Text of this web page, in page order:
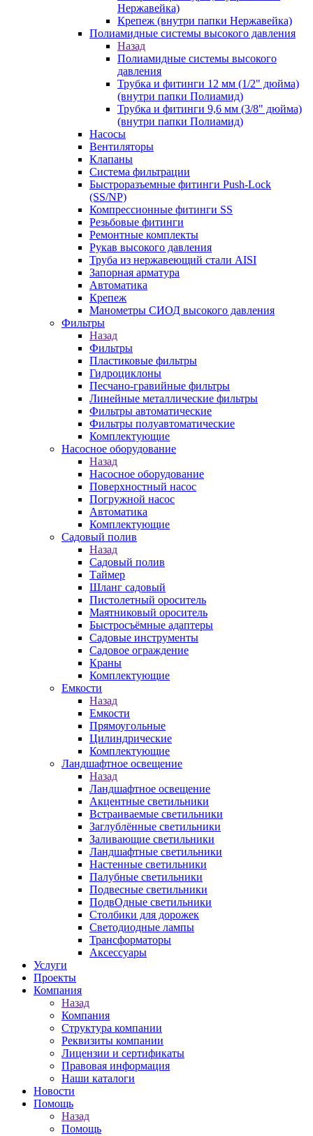
Нержавейка)
Крепеж (внутри папки Нержавейка)
Полиамидные системы высокого давления
Назад
Полиамидные системы высокого
давления
Трубка и фитинги 12 мм (1/2" дюйма)
(внутри папки Полиамид)
Трубка и фитинги 9,6 мм (3/8" дюйма)
(внутри папки Полиамид)
Насосы
Вентиляторы
Клапаны
Система фильтрации
Быстроразъемные фитинги Push-Lock
(SS/NP)
Компрессионные фитинги SS
Резьбовые фитинги
Ремонтные комплекты
Рукав высокого давления
Труба из нержавеющий стали AISI
Запорная арматура
Автоматика
Крепеж
Манометры СИОД высокого давления
Фильтры
Назад
Фильтры
Пластиковые фильтры
Гидроциклоны
Песчано-гравийные фильтры
Линейные металлические фильтры
Фильтры автоматические
Фильтры полуавтоматические
Комплектующие
Насосное оборудование
Назад
Насосное оборудование
Поверхностный насос
Погружной насос
Автоматика
Комплектующие
Садовый полив
Назад
Садовый полив
Таймер
Шланг садовый
Пистолетный ороситель
Маятниковый ороситель
Быстросъёмные адаптеры
Садовые инструменты
Садовое ограждение
Краны
Комплектующие
Емкости
Назад
Емкости
Прямоугольные
Цилиндрические
Комплектующие
Ландшафтное освещение
Назад
Ландшафтное освещение
Акцентные светильники
Встраиваемые светильники
Заглублённые светильники
Заливающие светильники
Ландшафтные светильники
Настенные светильники
Палубные светильники
Подвесные светильники
ПодвОдные светильники
Столбики для дорожек
Светодиодные лампы
Трансформаторы
Аксессуары
Услуги
Проекты
Компания
Назад
Компания
Структура компании
Реквизиты компании
Лицензии и сертификаты
Правовая информация
Наши каталоги
Новости
Помощь
Назад
Помощь